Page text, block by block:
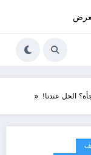
الحل عندنا!